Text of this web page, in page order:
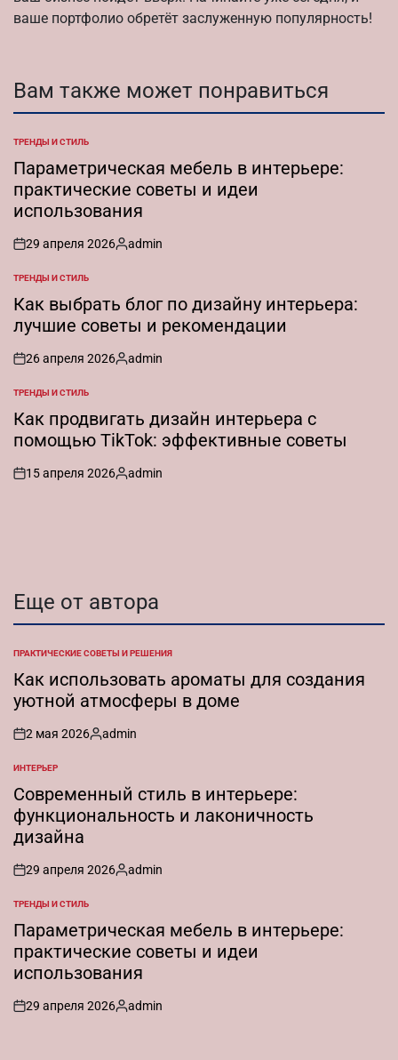
ваше портфолио обретёт заслуженную популярность!
Вам также может понравиться
ОПУБЛИКОВАНО
В
ТРЕНДЫ И СТИЛЬ
Параметрическая мебель в интерьере:
практические советы и идеи
использования
on
29 апреля 2026
Запись
admin
ОПУБЛИКОВАНО
В
ТРЕНДЫ И СТИЛЬ
Как выбрать блог по дизайну интерьера:
лучшие советы и рекомендации
on
26 апреля 2026
Запись
admin
ОПУБЛИКОВАНО
В
ТРЕНДЫ И СТИЛЬ
Как продвигать дизайн интерьера с
помощью TikTok: эффективные советы
on
15 апреля 2026
Запись
admin
Еще от автора
ОПУБЛИКОВАНО
В
ПРАКТИЧЕСКИЕ СОВЕТЫ И РЕШЕНИЯ
Как использовать ароматы для создания
уютной атмосферы в доме
on
2 мая 2026
Запись
admin
ОПУБЛИКОВАНО
В
ИНТЕРЬЕР
Современный стиль в интерьере:
функциональность и лаконичность
дизайна
on
29 апреля 2026
Запись
admin
ОПУБЛИКОВАНО
В
ТРЕНДЫ И СТИЛЬ
Параметрическая мебель в интерьере:
практические советы и идеи
использования
on
29 апреля 2026
Запись
admin